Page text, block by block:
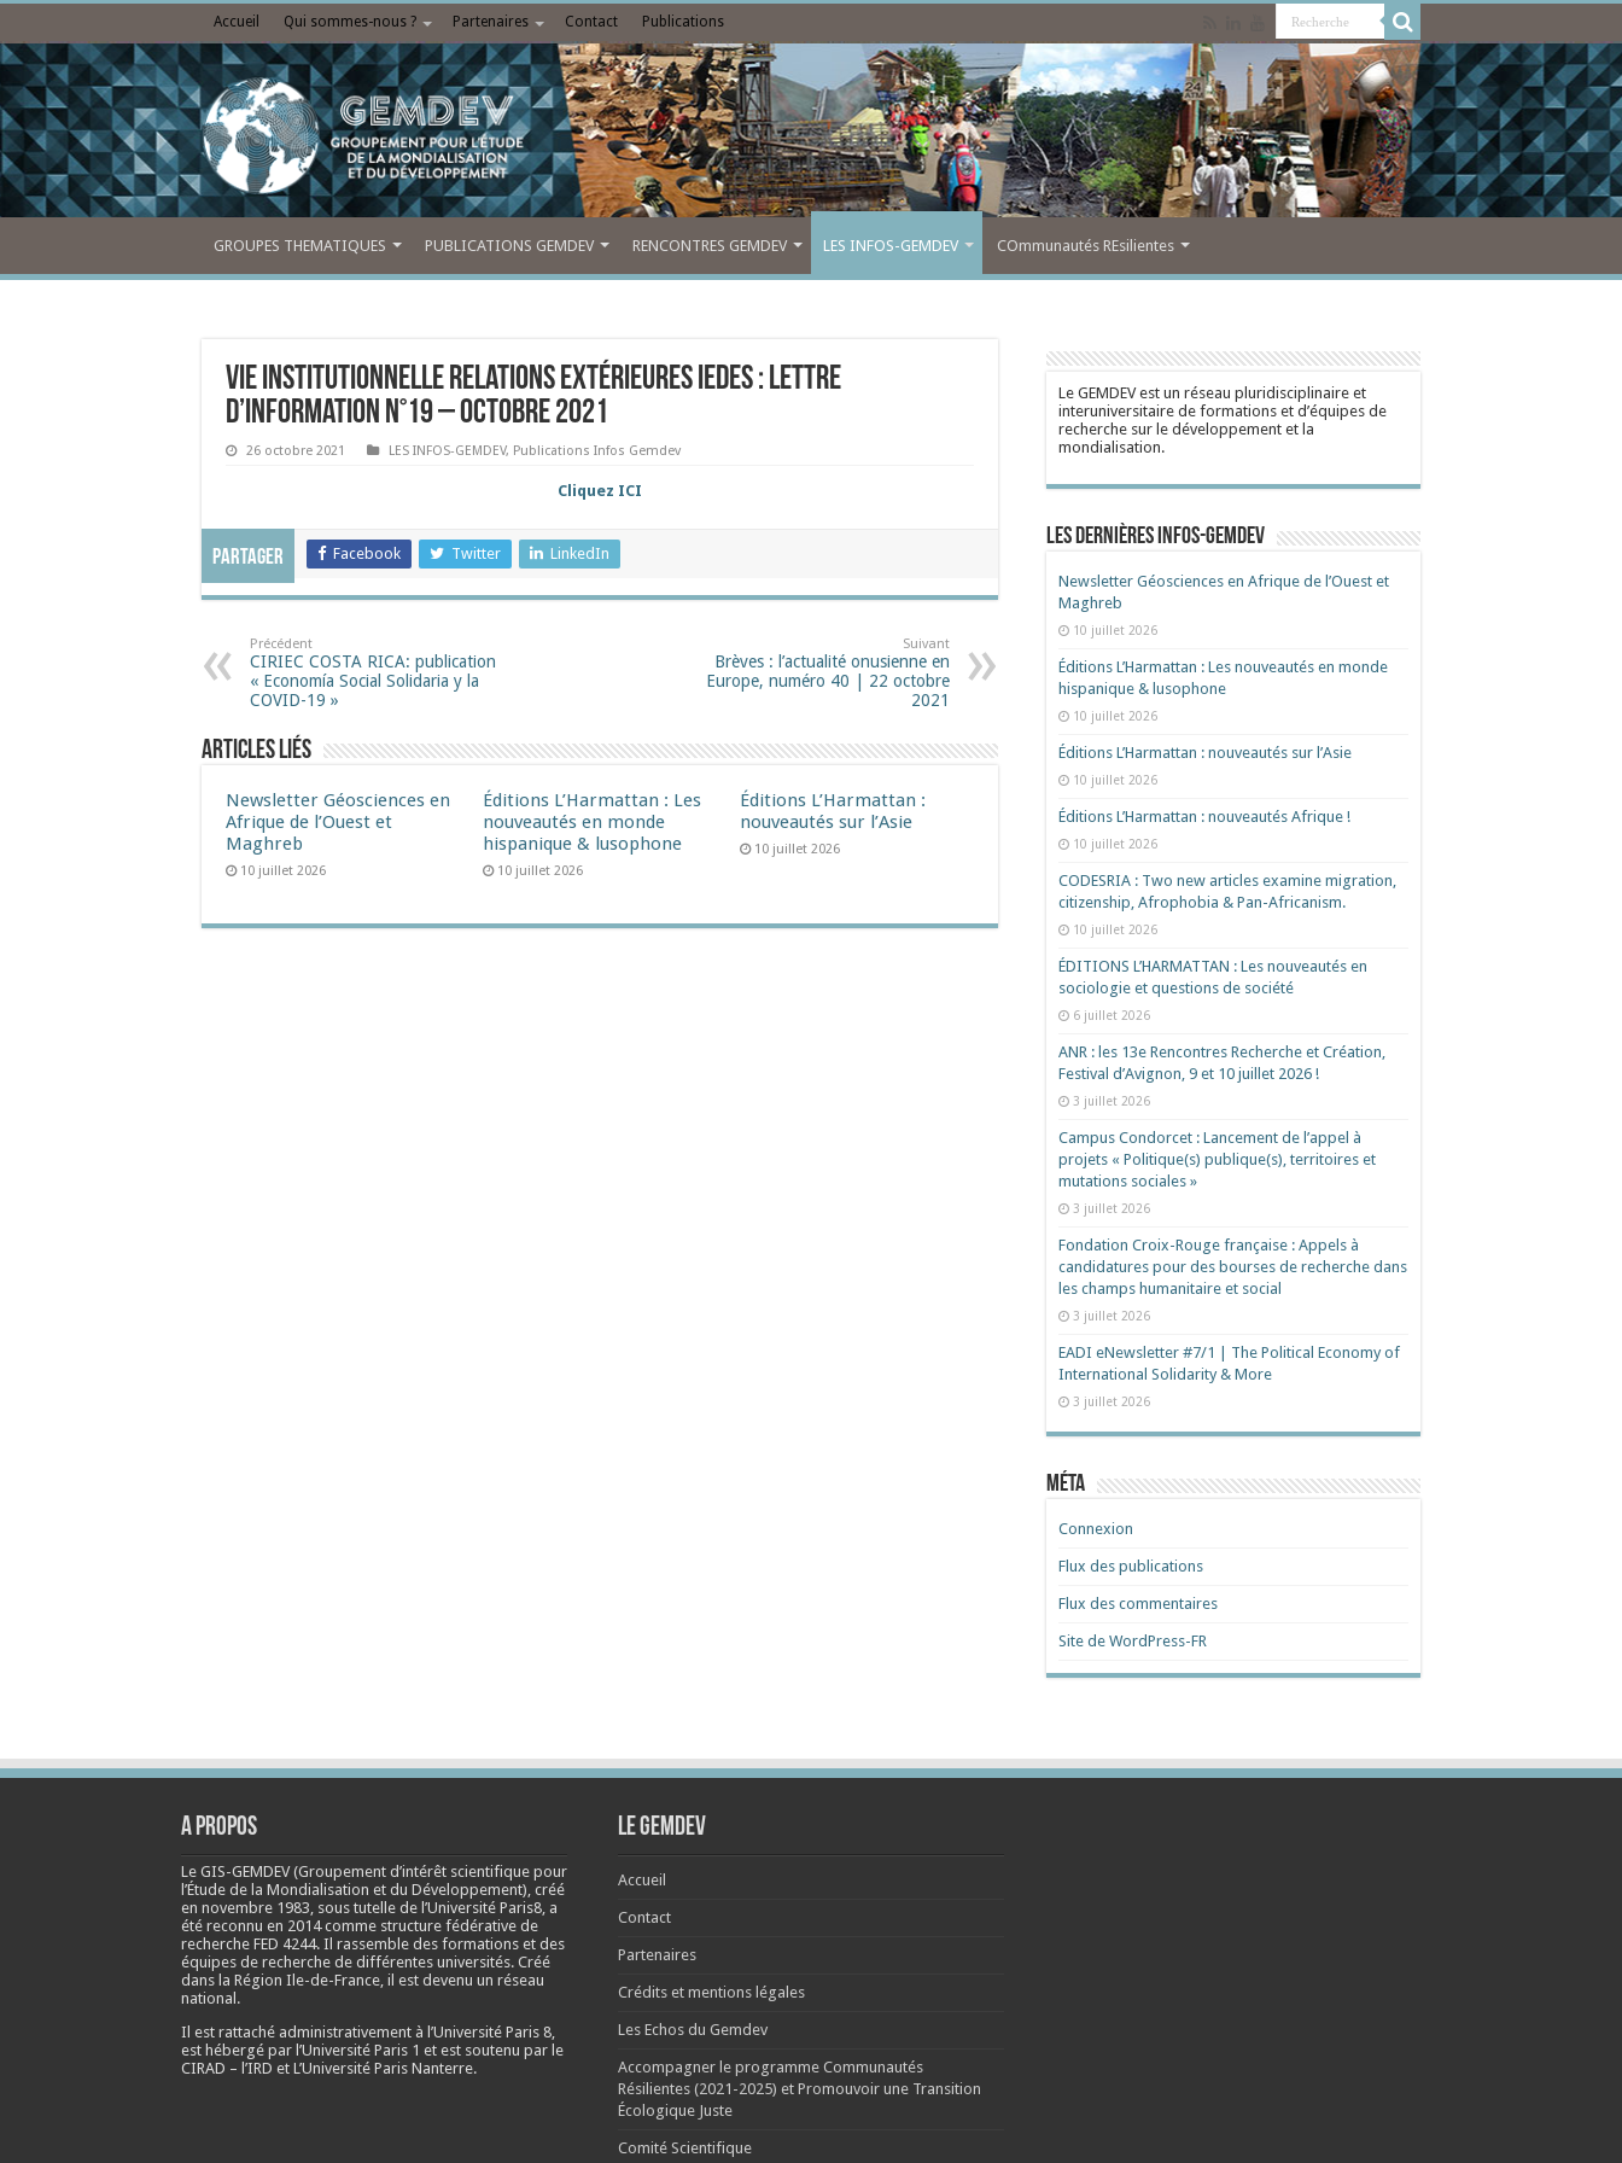
Accueil Qui sommes-nous ? Partenaires Contact Publications
GROUPES THEMATIQUES PUBLICATIONS GEMDEV RENCONTRES GEMDEV LES INFOS-GEMDEV COmmunautés REsilientes
Vie institutionnelle Relations extérieures IEDES : Lettre
d’information n°19 – octobre 2021
26 octobre 2021 LES INFOS-GEMDEV, Publications Infos Gemdev
Cliquez ICI
Partager Facebook Twitter LinkedIn
Précédent
CIRIEC COSTA RICA: publication
« Economía Social Solidaria y la
COVID-19 »
Suivant
Brèves : l’actualité onusienne en
Europe, numéro 40 | 22 octobre
2021
Articles liés
Newsletter Géosciences en
Afrique de l’Ouest et
Maghreb
10 juillet 2026
Éditions L’Harmattan : Les
nouveautés en monde
hispanique & lusophone
10 juillet 2026
Éditions L’Harmattan :
nouveautés sur l’Asie
10 juillet 2026
Le GEMDEV est un réseau pluridisciplinaire et
interuniversitaire de formations et d’équipes de
recherche sur le développement et la
mondialisation.
Les dernières Infos-Gemdev
Newsletter Géosciences en Afrique de l’Ouest et
Maghreb
10 juillet 2026
Éditions L’Harmattan : Les nouveautés en monde
hispanique & lusophone
10 juillet 2026
Éditions L’Harmattan : nouveautés sur l’Asie
10 juillet 2026
Éditions L’Harmattan : nouveautés Afrique !​
10 juillet 2026
CODESRIA : Two new articles examine migration,
citizenship, Afrophobia & Pan-Africanism.
10 juillet 2026
ÉDITIONS L’HARMATTAN : Les nouveautés en
sociologie et questions de société
6 juillet 2026
ANR : les 13e Rencontres Recherche et Création,
Festival d’Avignon, 9 et 10 juillet 2026 !
3 juillet 2026
Campus Condorcet : Lancement de l’appel à
projets « Politique(s) publique(s), territoires et
mutations sociales »
3 juillet 2026
Fondation Croix-Rouge française : Appels à
candidatures pour des bourses de recherche dans
les champs humanitaire et social
3 juillet 2026
EADI eNewsletter #7/1 | The Political Economy of
International Solidarity & More
3 juillet 2026
Méta
Connexion
Flux des publications
Flux des commentaires
Site de WordPress-FR
A propos
Le GIS-GEMDEV (Groupement d’intérêt scientifique pour
l’Étude de la Mondialisation et du Développement), créé
en novembre 1983, sous tutelle de l’Université Paris8, a
été reconnu en 2014 comme structure fédérative de
recherche FED 4244. Il rassemble des formations et des
équipes de recherche de différentes universités. Créé
dans la Région Ile-de-France, il est devenu un réseau
national.
Il est rattaché administrativement à l’Université Paris 8,
est hébergé par l’Université Paris 1 et est soutenu par le
CIRAD – l’IRD et L’Université Paris Nanterre.
Le Gemdev
Accueil
Contact
Partenaires
Crédits et mentions légales
Les Echos du Gemdev
Accompagner le programme Communautés
Résilientes (2021-2025) et Promouvoir une Transition
Écologique Juste
Comité Scientifique